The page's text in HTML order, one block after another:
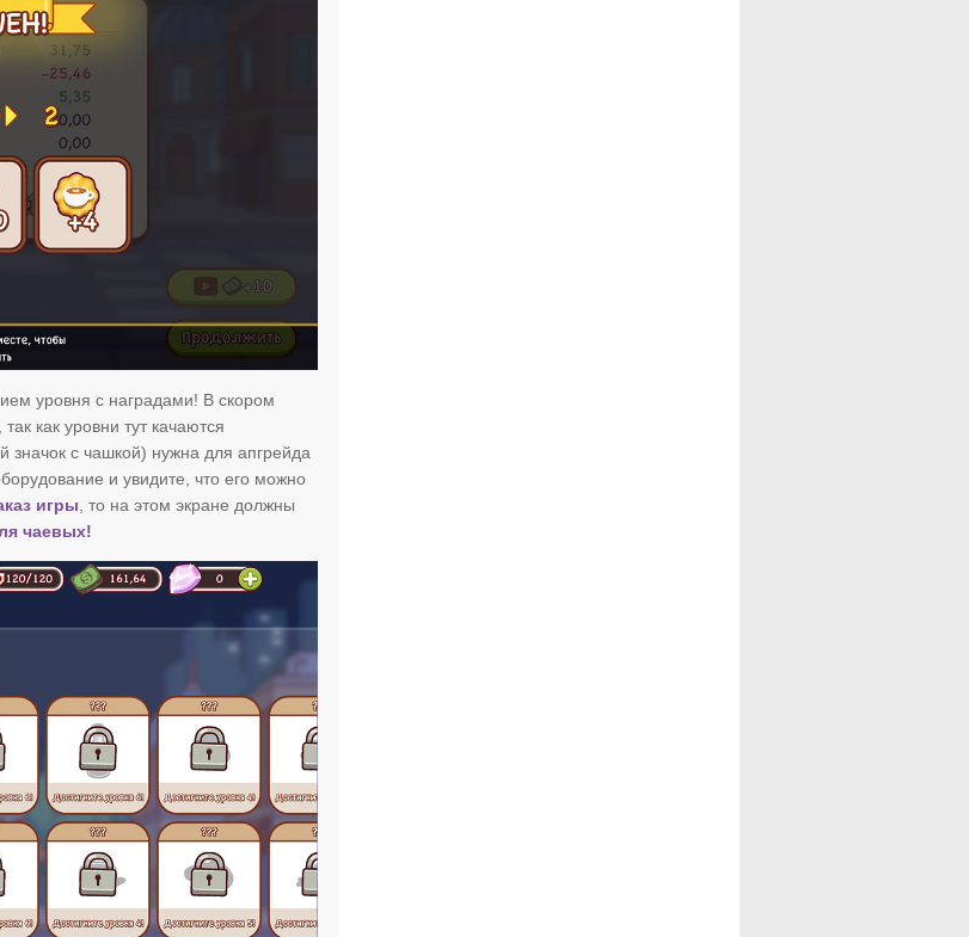
уровня с наградами! В скором
как уровни тут качаются
значок с чашкой) нужна для апгрейда
и увидите, что его можно
игры , то на этом экране должны
чаевых!